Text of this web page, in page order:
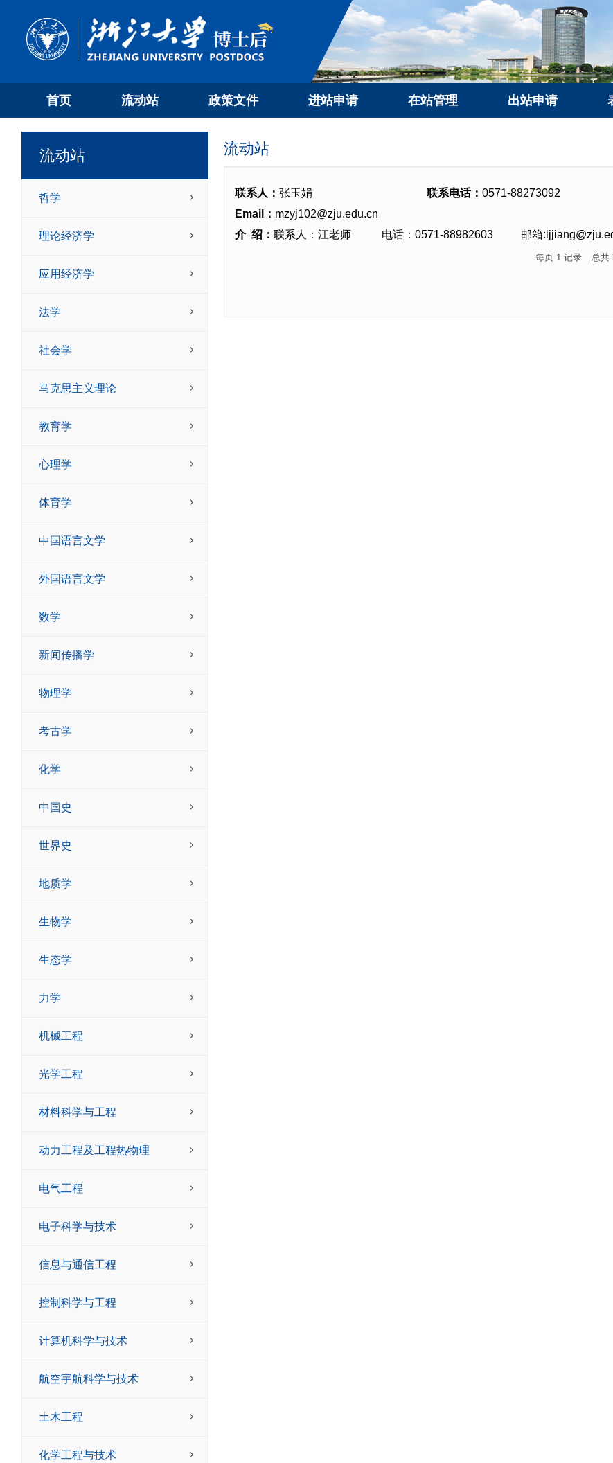
首页 流动站 政策文件 进站申请 在站管理 出站申请
流动站
哲学
理论经济学
应用经济学
法学
社会学
马克思主义理论
教育学
心理学
体育学
中国语言文学
外国语言文学
数学
新闻传播学
物理学
考古学
化学
中国史
世界史
地质学
生物学
生态学
力学
机械工程
光学工程
材料科学与工程
动力工程及工程热物理
电气工程
电子科学与技术
信息与通信工程
控制科学与工程
计算机科学与技术
航空宇航科学与技术
土木工程
化学工程与技术
流动站
联系人： 张玉娟 联系电话： 0571-88273092
Email： mzyj102@zju.edu.cn
介 绍： 联系人：江老师 电话：0571-88982603 邮箱
每页 1 记录 总共